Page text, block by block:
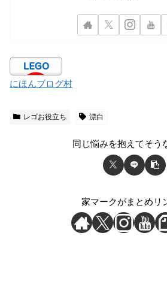
にほんブログ村
レゴお役立ち 漂白
同じ悩みを抱えてそう
家マークがまとめリ